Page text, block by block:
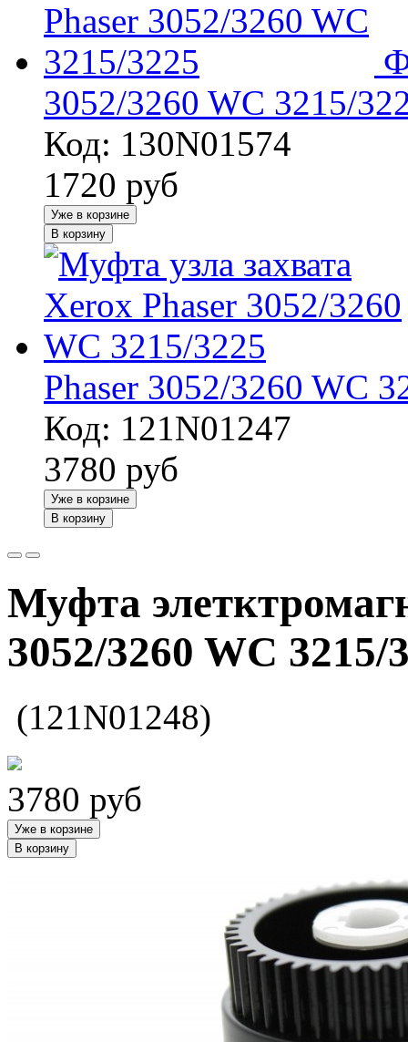
3052/3260 WC 3215/
Код: 130N01574
1720 руб
Уже в корзине
В корзину
Phaser 3052/3260 WC
Код: 121N01247
3780 руб
Уже в корзине
В корзину
Муфта
3052/3260 WC 3215/
(121N01248)
3780 руб
Уже в корзине
В корзину